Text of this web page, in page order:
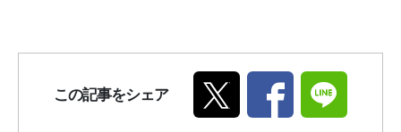
この記事をシェア